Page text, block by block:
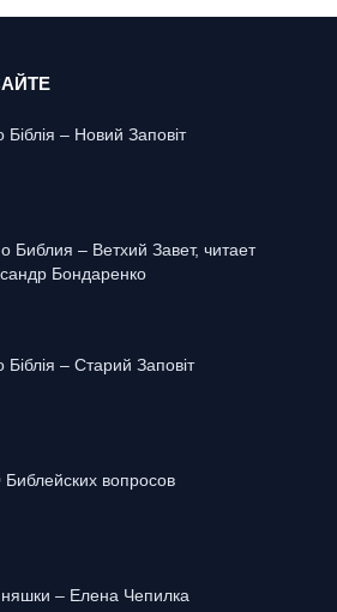
Біблія – Новий Заповіт
Библия – Ветхий Завет, читает
Бондаренко
Біблія – Старий Заповіт
Библейских вопросов
– Елена Чепилка